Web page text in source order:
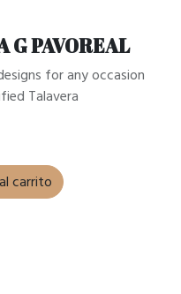
G PAVOREAL
for any occasion
Talavera
carrito